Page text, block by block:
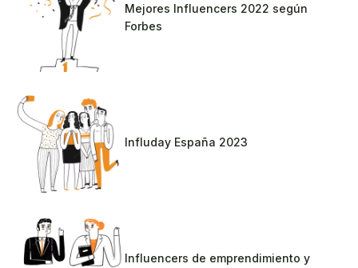
Mejores Influencers 2022 según
Forbes
Influday España 2023
Influencers de emprendimiento y